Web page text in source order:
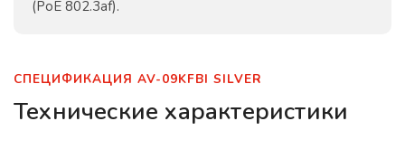
(PoE 802.3af).
СПЕЦИФИКАЦИЯ AV-09KFBI SILVER
Технические характеристики